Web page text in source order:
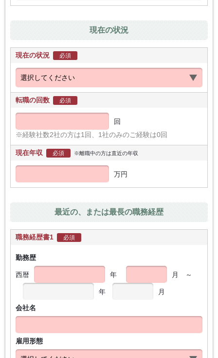
現在の状況
現在の状況 必須
転職の回数 必須
回
※経験社数2社の方は1回、1社のみのご経験は0回
現在年収 必須 ※離職中の方は直近の年収
万円
最近の、または最長の職務経歴
職務経歴書1 必須
勤務歴
西暦 年 月 ～
年 月
会社名
雇用形態